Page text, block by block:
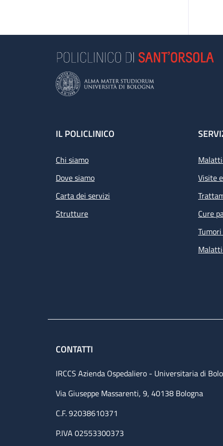
Footer
IL POLICLINICO
Chi siamo
Dove siamo
Carta dei servizi
Strutture
Visite
Cure
CONTATTI
IRCCS Azienda Ospedaliero - Universitaria di
Via Giuseppe Massarenti, 9, 40138 Bologna
C.F. 92038610371
P.IVA 02553300373